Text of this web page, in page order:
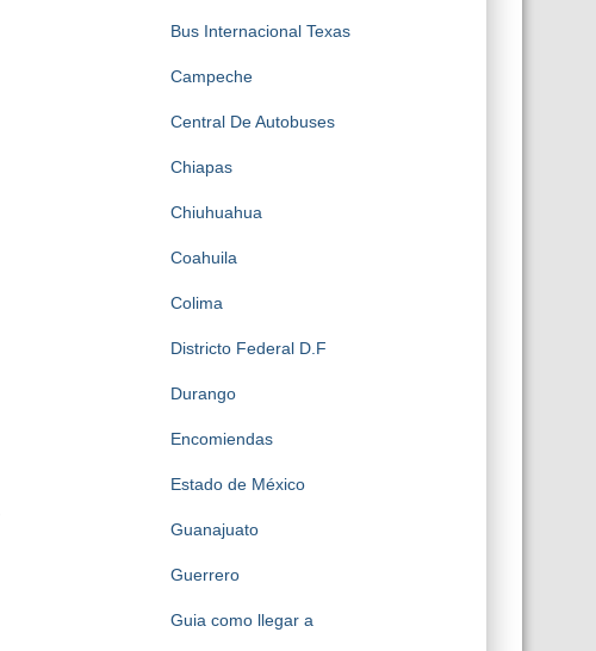
Bus Internacional Texas
Campeche
Central De Autobuses
Chiapas
Chiuhuahua
Coahuila
Colima
Districto Federal D.F
Durango
Encomiendas
Estado de México
Guanajuato
Guerrero
Guia como llegar a